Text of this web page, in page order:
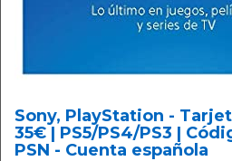
Sony, PlayStation -
35€ | PS5/PS4/PS3 |
PSN - Cuenta española